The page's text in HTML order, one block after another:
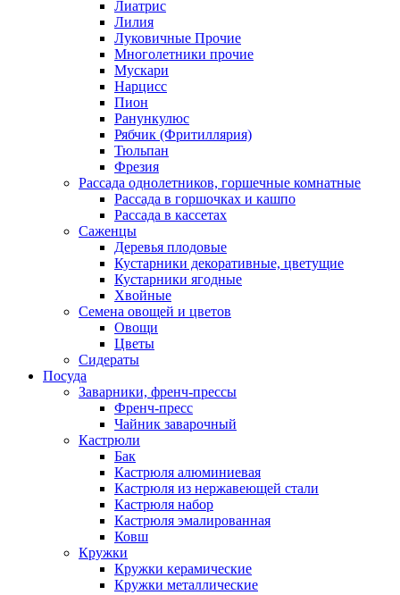
Лиатрис
Лилия
Луковичные Прочие
Многолетники прочие
Мускари
Нарцисс
Пион
Ранункулюс
Рябчик (Фритиллярия)
Тюльпан
Фрезия
Рассада однолетников, горшечные комнатные
Рассада в горшочках и кашпо
Рассада в кассетах
Саженцы
Деревья плодовые
Кустарники декоративные, цветущие
Кустарники ягодные
Хвойные
Семена овощей и цветов
Овощи
Цветы
Сидераты
Посуда
Заварники, френч-прессы
Френч-пресс
Чайник заварочный
Кастрюли
Бак
Кастрюля алюминиевая
Кастрюля из нержавеющей стали
Кастрюля набор
Кастрюля эмалированная
Ковш
Кружки
Кружки керамические
Кружки металлические